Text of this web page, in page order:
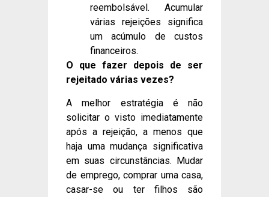
reembolsável. Acumular
várias rejeições significa
um acúmulo de custos
financeiros.
O que fazer depois de ser
rejeitado várias vezes?
A melhor estratégia é não
solicitar o visto imediatamente
após a rejeição, a menos que
haja uma mudança significativa
em suas circunstâncias. Mudar
de emprego, comprar uma casa,
casar-se ou ter filhos são